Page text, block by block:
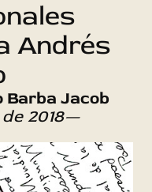
Andrés
Barba Jacob
2018—